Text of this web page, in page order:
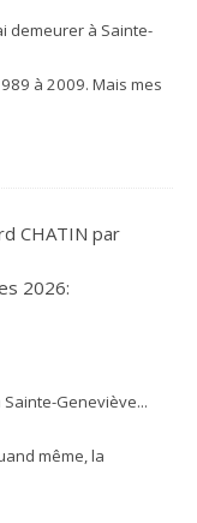
demeurer à Sainte-
à 2009. Mais mes
CHATIN par
2026:
Geneviève...
même, la